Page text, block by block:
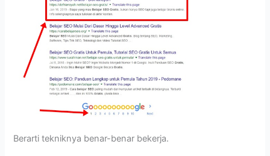
Berarti tekniknya benar-benar bekerja.